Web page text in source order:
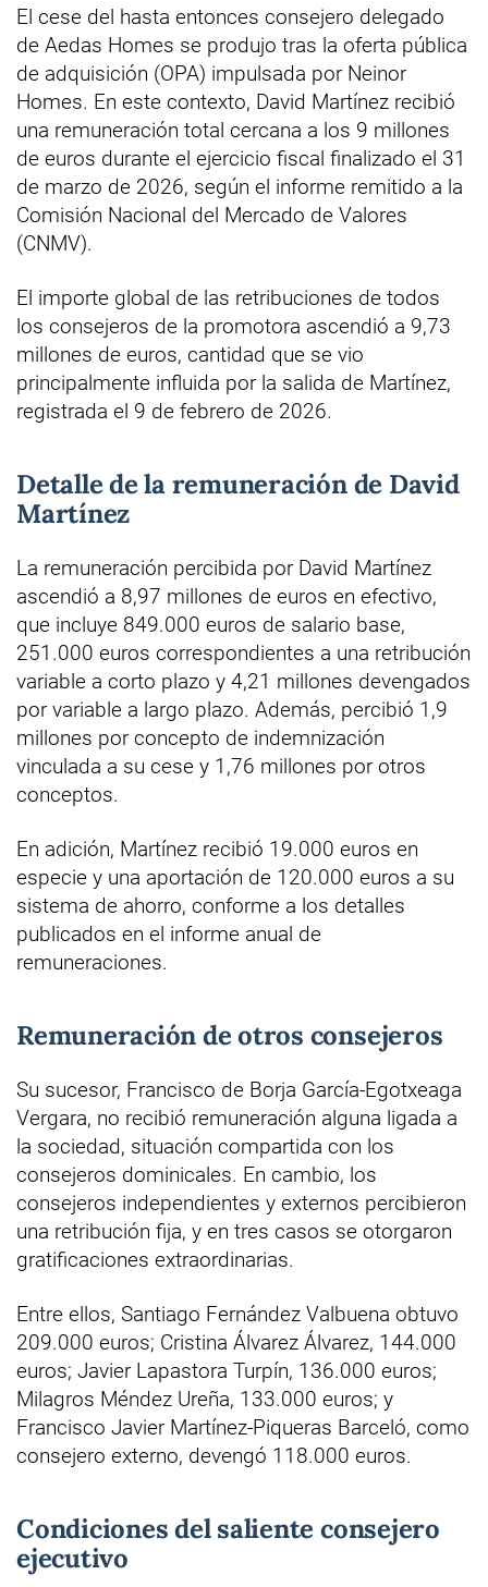
El cese del hasta entonces consejero delegado
de Aedas Homes se produjo tras la oferta pública
de adquisición (OPA) impulsada por Neinor
Homes. En este contexto, David Martínez recibió
una remuneración total cercana a los 9 millones
de euros durante el ejercicio fiscal finalizado el 31
de marzo de 2026, según el informe remitido a la
Comisión Nacional del Mercado de Valores
(CNMV).
El importe global de las retribuciones de todos
los consejeros de la promotora ascendió a 9,73
millones de euros, cantidad que se vio
principalmente influida por la salida de Martínez,
registrada el 9 de febrero de 2026.
Detalle de la remuneración de David
Martínez
La remuneración percibida por David Martínez
ascendió a 8,97 millones de euros en efectivo,
que incluye 849.000 euros de salario base,
251.000 euros correspondientes a una retribución
variable a corto plazo y 4,21 millones devengados
por variable a largo plazo. Además, percibió 1,9
millones por concepto de indemnización
vinculada a su cese y 1,76 millones por otros
conceptos.
En adición, Martínez recibió 19.000 euros en
especie y una aportación de 120.000 euros a su
sistema de ahorro, conforme a los detalles
publicados en el informe anual de
remuneraciones.
Remuneración de otros consejeros
Su sucesor, Francisco de Borja García-Egotxeaga
Vergara, no recibió remuneración alguna ligada a
la sociedad, situación compartida con los
consejeros dominicales. En cambio, los
consejeros independientes y externos percibieron
una retribución fija, y en tres casos se otorgaron
gratificaciones extraordinarias.
Entre ellos, Santiago Fernández Valbuena obtuvo
209.000 euros; Cristina Álvarez Álvarez, 144.000
euros; Javier Lapastora Turpín, 136.000 euros;
Milagros Méndez Ureña, 133.000 euros; y
Francisco Javier Martínez-Piqueras Barceló, como
consejero externo, devengó 118.000 euros.
Condiciones del saliente consejero
ejecutivo